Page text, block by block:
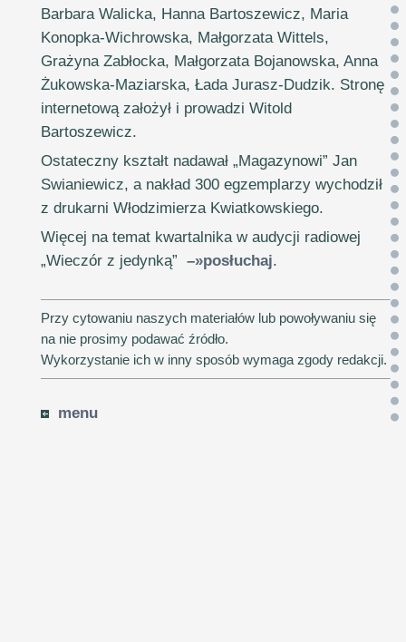
Barbara Walicka, Hanna Bartoszewicz, Maria
Konopka-Wichrowska, Małgorzata Wittels,
Grażyna Zabłocka, Małgorzata Bojanowska, Anna
Żukowska-Maziarska, Łada Jurasz-Dudzik. Stronę
internetową założył i prowadzi Witold
Bartoszewicz.
Ostateczny kształt nadawał „Magazynowi” Jan
Swianiewicz, a nakład 300 egzemplarzy wychodził
z drukarni Włodzimierza Kwiatkowskiego.
Więcej na temat kwartalnika w audycji radiowej
„Wieczór z jedynką” –»posłuchaj.
Przy cytowaniu naszych materiałów lub powoływaniu się
na nie prosimy podawać źródło.
Wykorzystanie ich w inny sposób wymaga zgody redakcji.
menu